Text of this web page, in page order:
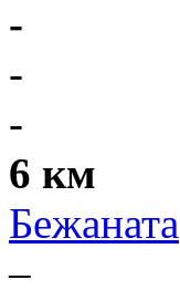
-
-
-
6 км
Бежаната
–